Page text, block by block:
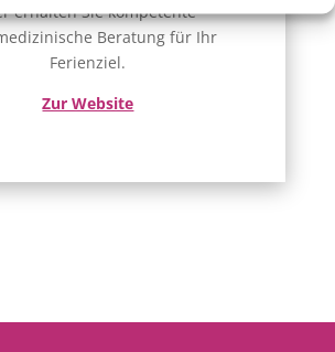
erhalten Sie kompetente
Beratung für Ihr
Ferienziel.
Zur Website